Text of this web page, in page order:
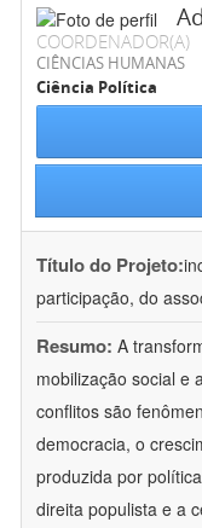
COORDENADOR(A)
CIÊNCIAS HUMANAS
Ciência Política
Título do Projeto:
participação, do
Resumo: A
mobilização social e
conflitos são
democracia, o
produzida por
direita populista e a